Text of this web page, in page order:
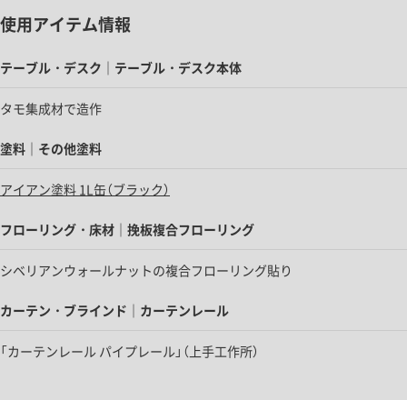
使用アイテム情報
テーブル・デスク｜テーブル・デスク本体
タモ集成材で造作
塗料｜その他塗料
アイアン塗料 1L缶（ブラック）
フローリング・床材｜挽板複合フローリング
シベリアンウォールナットの複合フローリング貼り
カーテン・ブラインド｜カーテンレール
「カーテンレール パイプレール」（上手工作所）